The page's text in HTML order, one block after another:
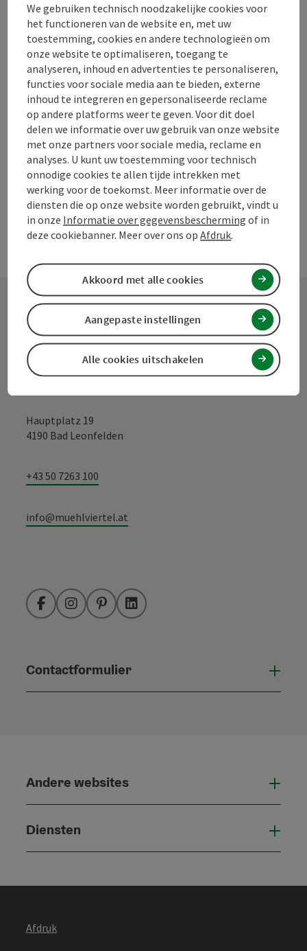
Bijdrage aankruisen
Naar favorieten
PDF aanmaken
Bijdrage printen
In de buurt
powered byTOURDATA Doe een suggestie
Contact
Hauptplatz 19
4190 Bad Leonfelden
+43 50 7263 100
info@muehlviertel.at
FacebookInstagramPinterestLinkedIn
Contactformulier
Andere websites
Diensten
Afdruk
We gebruiken technisch noodzakelijke cookies voor
het functioneren van de website en, met uw
toestemming, cookies en andere technologieën om
onze website te optimaliseren, toegang te
analyseren, inhoud en advertenties te personaliseren,
functies voor sociale media aan te bieden, externe
inhoud te integreren en gepersonaliseerde reclame
op andere platforms weer te geven. Voor dit doel
delen we informatie over uw gebruik van onze website
met onze partners voor sociale media, reclame en
analyses. U kunt uw toestemming voor technisch
onnodige cookies te allen tijde intrekken met
werking voor de toekomst. Meer informatie over de
diensten die op onze website worden gebruikt, vindt u
in onze Informatie over gegevensbescherming of in
deze cookiebanner. Meer over ons opAfdruk.
Alle cookies uitschakelen
Aangepaste instellingen
Akkoord met alle cookies